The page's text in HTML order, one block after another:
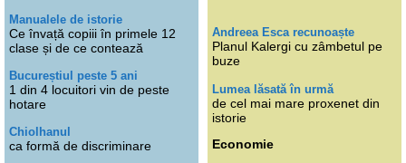
Manualele de istorie
Ce învață copiii în primele 12
clase și de ce contează
Bucureștiul peste 5 ani
1 din 4 locuitori vin de peste
hotare
Chiolhanul
ca formă de discriminare
Andreea Esca recunoaște
Planul Kalergi cu zâmbetul pe
buze
Lumea lăsată în urmă
de cel mai mare proxenet din
istorie
Economie